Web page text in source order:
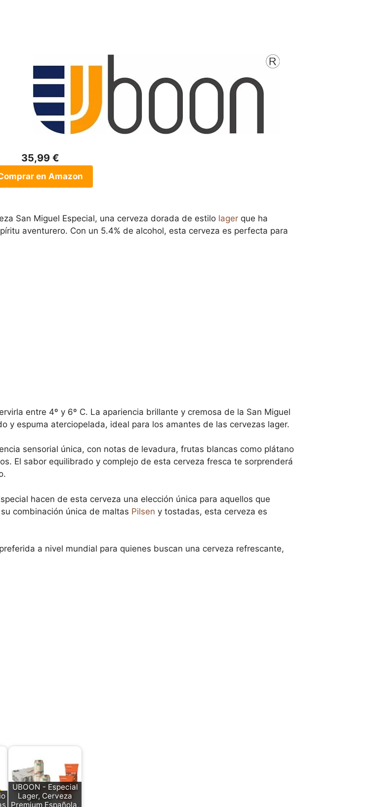
35,99 €
en Amazon
San Miguel Especial, una cerveza dorada de estilo lager que ha
aventurero. Con un 5.4% de alcohol, esta cerveza es perfecta para
entre 4º y 6º C. La apariencia brillante y cremosa de la San Miguel
y espuma aterciopelada, ideal para los amantes de las cervezas lager.
sensorial única, con notas de levadura, frutas blancas como plátano
El sabor equilibrado y complejo de esta cerveza fresca te sorprenderá
hacen de esta cerveza una elección única para aquellos que
combinación única de maltas Pilsen y tostadas, esta cerveza es
a nivel mundial para quienes buscan una cerveza refrescante,
UBOON - Especial
Lager, Cerveza
Premium Española,